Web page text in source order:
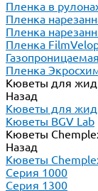
Пленка в
Пленка
Пленка
Пленка
Пленка
Кюветы для
Назад
Кюветы для
Кюветы BGV Lab
Кюветы
Назад
Кюветы
Серия 1000
Серия 1300